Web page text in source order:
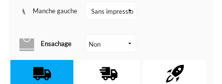
Manche gauche
Ensachage